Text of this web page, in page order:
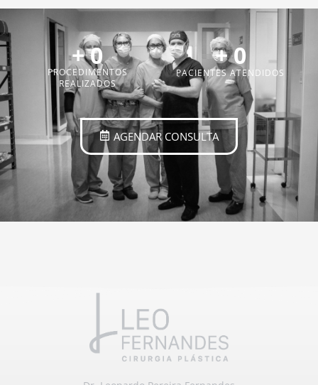
+ 0
PROCEDIMENTOS
REALIZADOS
+ 0
PACIENTES ATENDIDOS
AGENDAR CONSULTA